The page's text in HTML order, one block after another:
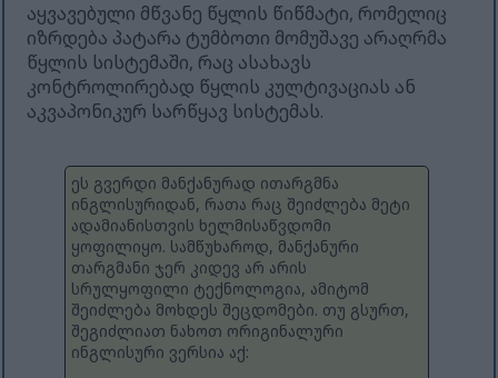
აყვავებული მწვანე წყლის წიწმატი, რომელიც
იზრდება პატარა ტუმბოთი მომუშავე არაღრმა
წყლის სისტემაში, რაც ასახავს
კონტროლირებად წყლის კულტივაციას ან
აკვაპონიკურ სარწყავ სისტემას.
ეს გვერდი მანქანურად ითარგმნა
ინგლისურიდან, რათა რაც შეიძლება მეტი
ადამიანისთვის ხელმისაწვდომი
ყოფილიყო. სამწუხაროდ, მანქანური
თარგმანი ჯერ კიდევ არ არის
სრულყოფილი ტექნოლოგია, ამიტომ
შეიძლება მოხდეს შეცდომები. თუ გსურთ,
შეგიძლიათ ნახოთ ორიგინალური
ინგლისური ვერსია აქ: